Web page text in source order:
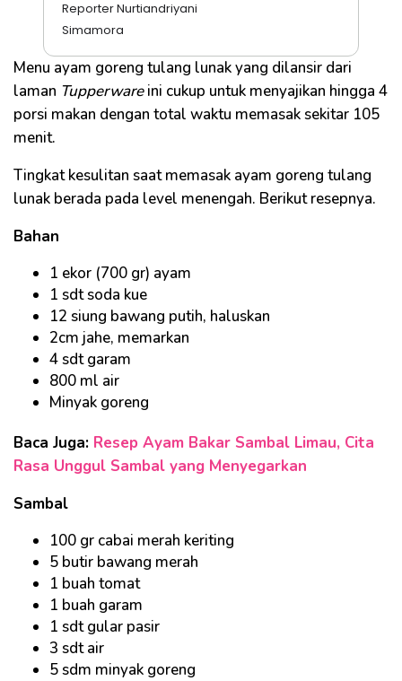
Reporter Nurtiandriyani
Simamora
Menu ayam goreng tulang lunak yang dilansir dari
laman Tupperwareini cukup untuk menyajikan hingga 4
porsi makan dengan total waktu memasak sekitar 105
menit.
Tingkat kesulitan saat memasak ayam goreng tulang
lunak berada pada level menengah. Berikut resepnya.
Bahan
1 ekor (700 gr) ayam
1 sdt soda kue
12 siung bawang putih, haluskan
2cm jahe, memarkan
4 sdt garam
800 ml air
Minyak goreng
Baca Juga: Resep Ayam Bakar Sambal Limau, Cita
Rasa Unggul Sambal yang Menyegarkan
Sambal
100 gr cabai merah keriting
5 butir bawang merah
1 buah tomat
1 buah garam
1 sdt gular pasir
3 sdt air
5 sdm minyak goreng